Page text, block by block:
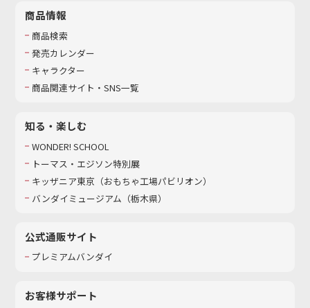
商品情報
商品検索
発売カレンダー
キャラクター
商品関連サイト・SNS一覧
知る・楽しむ
WONDER! SCHOOL
トーマス・エジソン特別展
キッザニア東京（おもちゃ工場パビリオン）​
バンダイミュージアム（栃木県）
公式通販サイト
プレミアムバンダイ
お客様サポート